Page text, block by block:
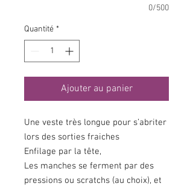
0/500
Quantité *
Ajouter au panier
Une veste très longue pour s’abriter
lors des sorties fraiches
Enfilage par la tête,
Les manches se ferment par des
pressions ou scratchs (au choix), et